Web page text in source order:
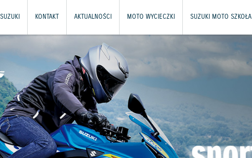
KONTAKT AKTUALNOŚCI MOTO WYCIECZKI SUZUKI MOTO SZKOŁA